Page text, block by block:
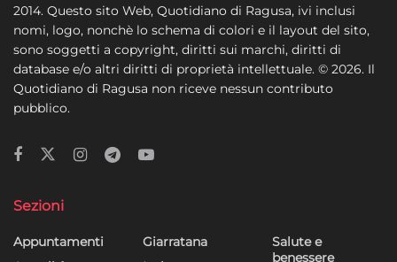
2014. Questo sito Web, Quotidiano di Ragusa, ivi inclusi
nomi, logo, nonchè lo schema di colori e il layout del sito,
sono soggetti a copyright, diritti sui marchi, diritti di
database e/o altri diritti di proprietà intellettuale. © 2026. Il
Quotidiano di Ragusa non riceve nessun contributo
pubblico.
Sezioni
Appuntamenti
Giarratana
Salute e
benessere